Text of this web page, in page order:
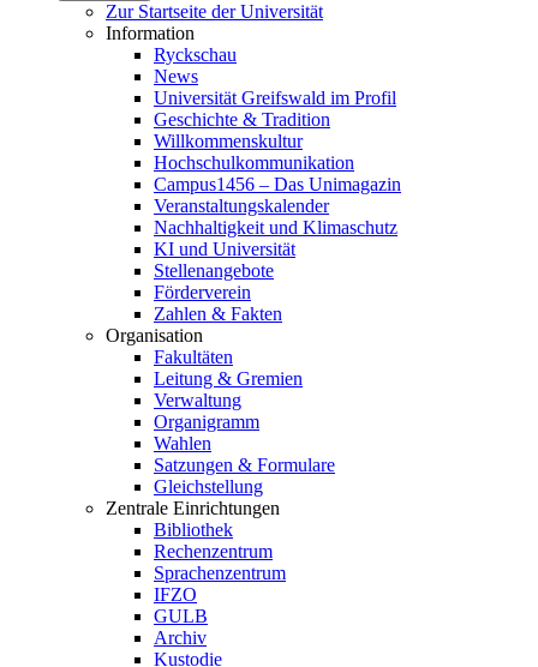
Zur Startseite der Universität
Information
Ryckschau
News
Universität Greifswald im Profil
Geschichte & Tradition
Willkommenskultur
Hochschulkommunikation
Campus1456 – Das Unimagazin
Veranstaltungskalender
Nachhaltigkeit und Klimaschutz
KI und Universität
Stellenangebote
Förderverein
Zahlen & Fakten
Organisation
Fakultäten
Leitung & Gremien
Verwaltung
Organigramm
Wahlen
Satzungen & Formulare
Gleichstellung
Zentrale Einrichtungen
Bibliothek
Rechenzentrum
Sprachenzentrum
IFZO
GULB
Archiv
Kustodie